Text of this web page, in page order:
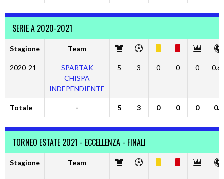
SERIE A 2020-2021
Stagione Team
2020-21
SPARTAK
CHISPA
INDEPENDIENTE
5 3 0 0 0
Totale - 5 3 0 0 0 0.6
TORNEO ESTATE 2021 - ECCELLENZA - FINALI
Stagione Team